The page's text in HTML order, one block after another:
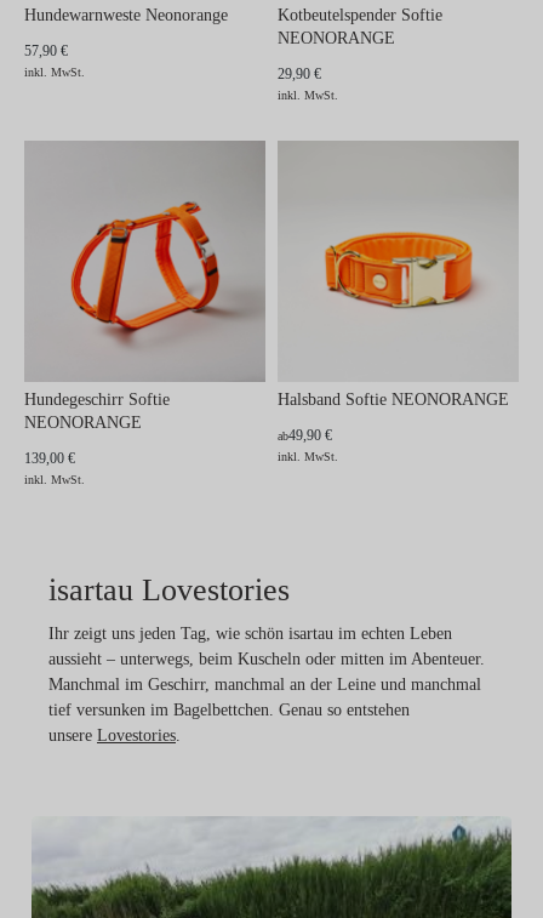
Hundewarnweste Neonorange
57,90 €
inkl. MwSt.
Kotbeutelspender Softie
NEONORANGE
29,90 €
inkl. MwSt.
Hundegeschirr Softie
NEONORANGE
139,00 €
inkl. MwSt.
Halsband Softie NEONORANGE
ab49,90 €
inkl. MwSt.
isartau Lovestories
Ihr zeigt uns jeden Tag, wie schön isartau im echten Leben
aussieht – unterwegs, beim Kuscheln oder mitten im Abenteuer.
Manchmal im Geschirr, manchmal an der Leine und manchmal
tief versunken im Bagelbettchen. Genau so entstehen
unsere Lovestories.